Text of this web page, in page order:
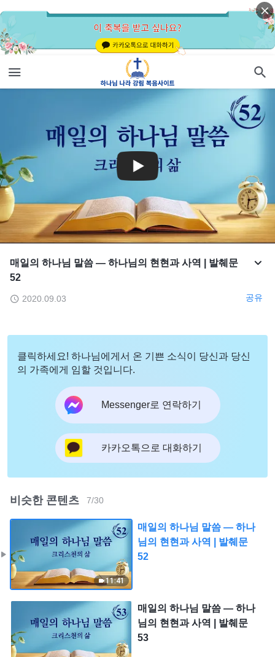
매일의 하나님 말씀 ― 하나님의 현현과 사역 | 발췌문
52
2020.09.03 공유
클릭하세요! 하나님에게서 온 기쁜 소식이 당신과 당신
의 가족에게 임할 것입니다.
Messenger로 연락하기
카카오톡으로 대화하기
비슷한 콘텐츠 7/30
11:41
매일의 하나님 말씀 ― 하나
님의 현현과 사역 | 발췌문
52
매일의 하나님 말씀 ― 하나
님의 현현과 사역 | 발췌문
53